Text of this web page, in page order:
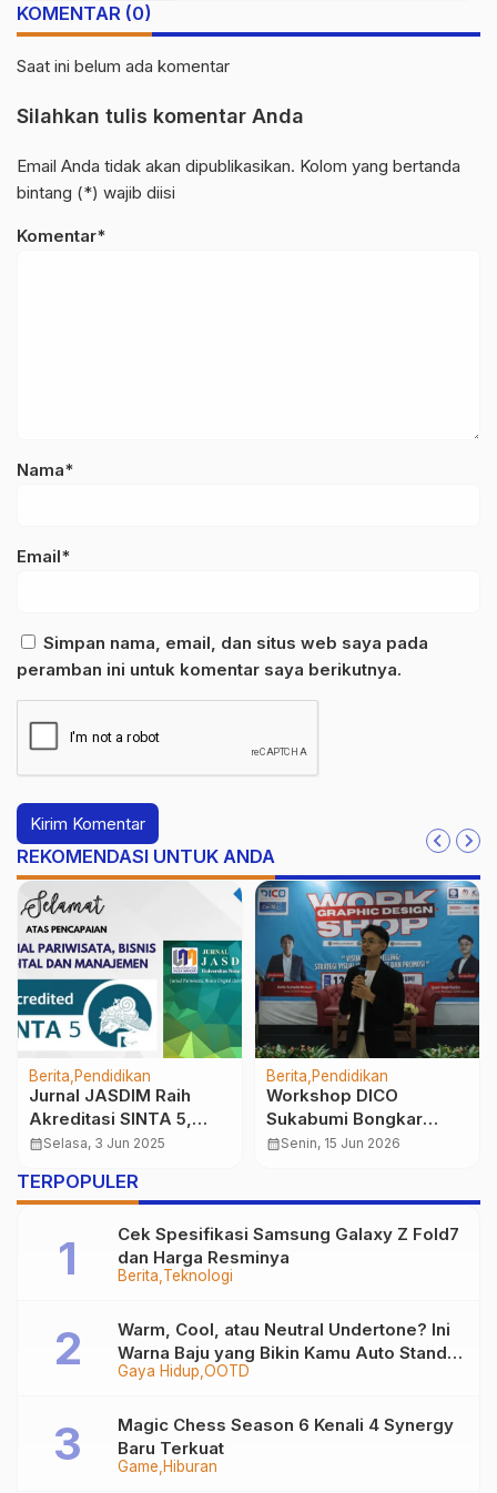
KOMENTAR (0)
Saat ini belum ada komentar
Silahkan tulis komentar Anda
Email Anda tidak akan dipublikasikan. Kolom yang bertanda
bintang (*) wajib diisi
Komentar*
Nama*
Email*
Simpan nama, email, dan situs web saya pada
peramban ini untuk komentar saya berikutnya.
REKOMENDASI UNTUK ANDA
Berita Pendidikan
Jurnal JASDIM Raih
Akreditasi SINTA 5,
UNM Tegaskan
Riset dan Inovasi Digital
calendar_monthSelasa, 3 Jun 2025
Berita Pendidikan
Workshop DICO
Sukabumi Bongkar
Rahasia Desainer
calendar_monthSenin, 15 Jun 2026
TERPOPULER
Berita Teknologi
Cek Spesifikasi Samsung Galaxy Z Fold7
dan Harga Resminya
Gaya Hidup OOTD
Warm, Cool, atau Neutral Undertone? Ini
Warna Baju yang Bikin Kamu Auto Stand
Out
Game Hiburan
Magic Chess Season 6 Kenali 4 Synergy
Baru Terkuat